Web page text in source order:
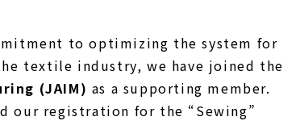
to optimizing the system for
textile industry, we have joined the
(JAIM) as a supporting member.
our registration for the “Sewing”